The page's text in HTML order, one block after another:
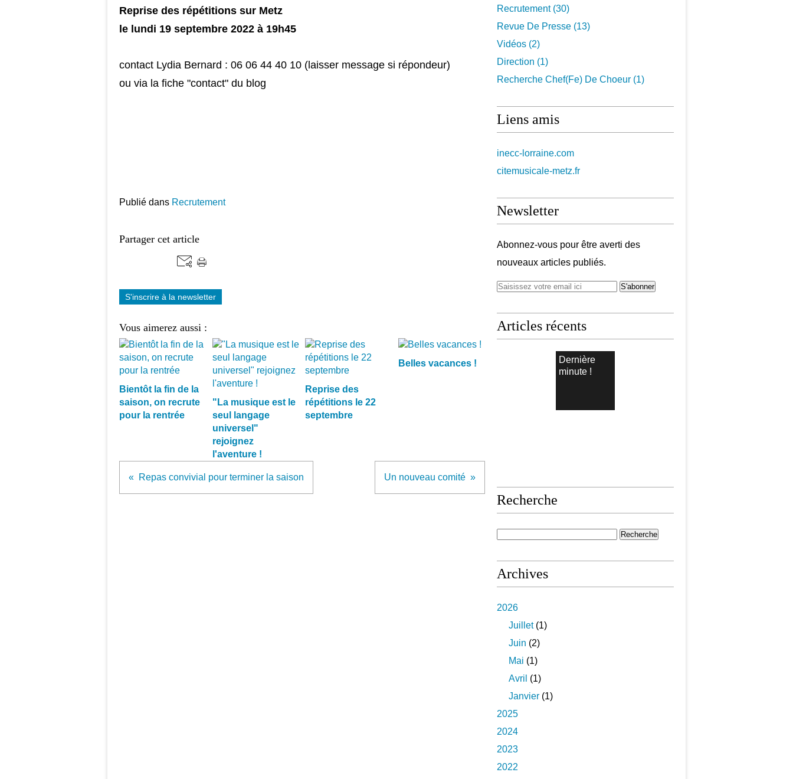
Reprise des répétitions sur Metz
le lundi 19 septembre 2022 à 19h45
contact Lydia Bernard : 06 06 44 40 10 (laisser message si répondeur)
ou via la fiche "contact" du blog
Publié dans Recrutement
Partager cet article
S'inscrire à la newsletter
Vous aimerez aussi :
Bientôt la fin de la
saison, on recrute
pour la rentrée
"La musique est le
seul langage
universel"
rejoignez
l'aventure !
Reprise des
répétitions le 22
septembre
Belles vacances !
Repas convivial pour terminer la saison Un nouveau comité
Recrutement(30)
Revue De Presse (13)
Vidéos (2)
Direction (1)
Recherche Chef(fe) De Choeur (1)
Liens amis
inecc-lorraine.com
citemusicale-metz.fr
Newsletter
Abonnez-vous pour être averti des
nouveaux articles publiés.
Articles récents
Dernière
minute !
Recherche
Archives
2026
Juillet(1)
Juin (2)
Mai (1)
Avril (1)
Janvier (1)
2025
2024
2023
2022